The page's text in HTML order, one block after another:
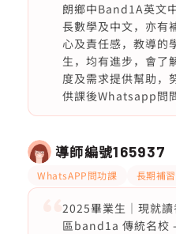
朗鄉中Band1A英文
長數學及中文，亦有
心及責任感，教導的
生，均有進步，會了
度及需求提供幫助，
供課後Whatsapp問
導師編號165937
WhatsAPP問功課 長期補習
2025畢業生｜現就
區band1a 傳統名校